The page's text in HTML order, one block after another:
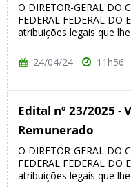
O DIRETOR-GERAL DO
FEDERAL FEDERAL DO
atribuições legais que
24/04/24 11h56
Edital nº 23/2025 -
Remunerado
O DIRETOR-GERAL DO
FEDERAL FEDERAL DO
atribuições legais que